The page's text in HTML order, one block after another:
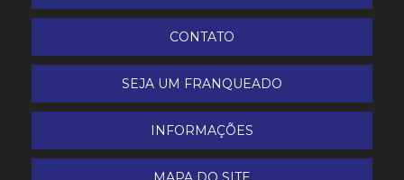
CONTATO
SEJA UM FRANQUEADO
INFORMAÇÕES